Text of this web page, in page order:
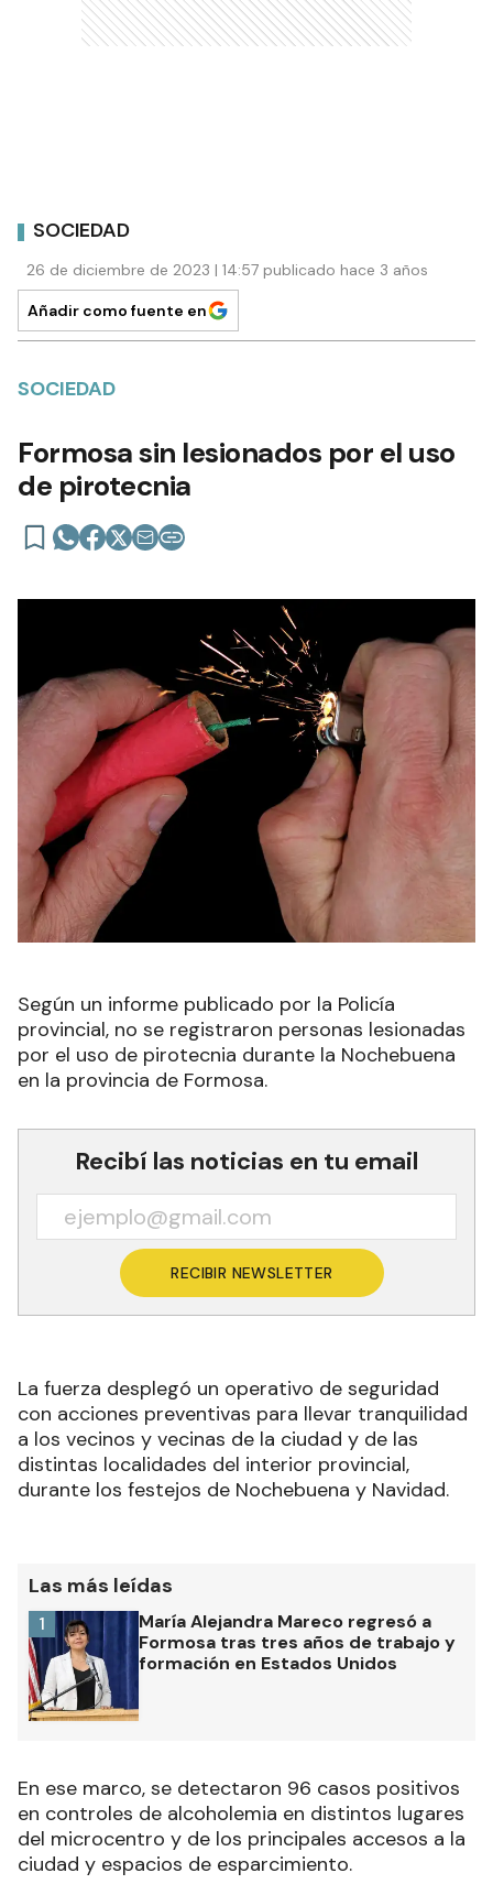
SOCIEDAD
26 de diciembre de 2023 | 14:57 publicado hace 3 años
Añadir como fuente en
SOCIEDAD
Formosa sin lesionados por el uso
de pirotecnia
Según un informe publicado por la Policía
provincial, no se registraron personas lesionadas
por el uso de pirotecnia durante la Nochebuena
en la provincia de Formosa.
Recibí las noticias en tu email
RECIBIR NEWSLETTER
La fuerza desplegó un operativo de seguridad
con acciones preventivas para llevar tranquilidad
a los vecinos y vecinas de la ciudad y de las
distintas localidades del interior provincial,
durante los festejos de Nochebuena y Navidad.
Las más leídas
María Alejandra Mareco regresó a
Formosa tras tres años de trabajo y
formación en Estados Unidos
1
En ese marco, se detectaron 96 casos positivos
en controles de alcoholemia en distintos lugares
del microcentro y de los principales accesos a la
ciudad y espacios de esparcimiento.